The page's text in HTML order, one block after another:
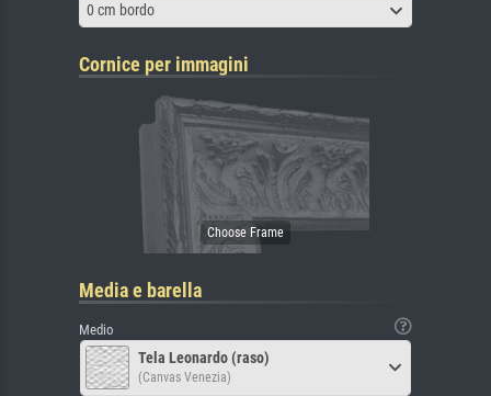
0 cm bordo
Cornice per immagini
Media e barella
Medio
Tela Leonardo (raso)
(Canvas Venezia)